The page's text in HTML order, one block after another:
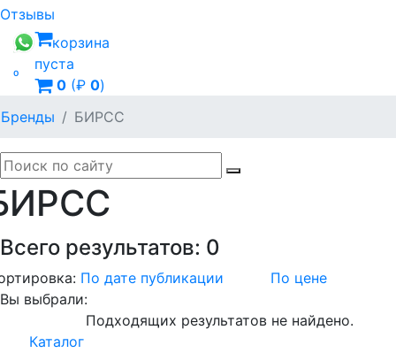
Отзывы

корзина
пуста
0 (₽ 0)
Бренды
БИРСС
Всего результатов: 0
По дате публикации
По цене
Вы выбрали:
Подходящих результатов не найдено.
Каталог